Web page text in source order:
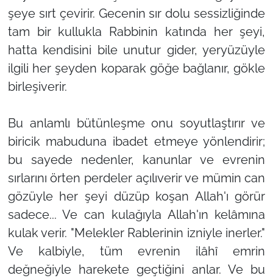
şeye sırt çevirir. Gecenin sır dolu sessizliğinde
tam bir kullukla Rabbinin katında her şeyi,
hatta kendisini bile unutur gider, yeryüzüyle
ilgili her şeyden koparak göğe bağlanır, gökle
birleşiverir.
Bu anlamlı bütünleşme onu soyutlaştırır ve
biricik mabuduna ibadet etmeye yönlendirir;
bu sayede nedenler, kanunlar ve evrenin
sırlarını örten perdeler açılıverir ve mümin can
gözüyle her şeyi düzüp koşan Allah'ı görür
sadece... Ve can kulağıyla Allah'ın kelâmına
kulak verir. "Melekler Rablerinin izniyle inerler."
Ve kalbiyle, tüm evrenin ilâhî emrin
değneğiyle harekete geçtiğini anlar. Ve bu